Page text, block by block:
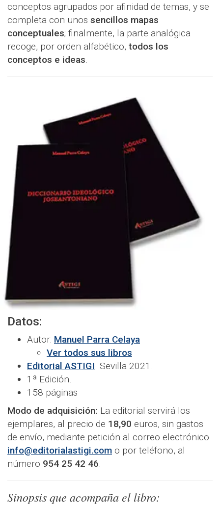
conceptos agrupados por afinidad de temas, y se
completa con unos sencillos mapas
conceptuales; finalmente, la parte analógica
recoge, por orden alfabético, todos los
conceptos e ideas.
Datos:
Autor: Manuel Parra Celaya
Ver todos sus libros
Editorial ASTIGI. Sevilla 2021.
1ª Edición.
158 páginas
Modo de adquisición: La editorial servirá los
ejemplares, al precio de 18,90 euros, sin gastos
de envío, mediante petición al correo electrónico
info@editorialastigi.com o por teléfono, al
número 954 25 42 46.
Sinopsis que acompaña el libro: